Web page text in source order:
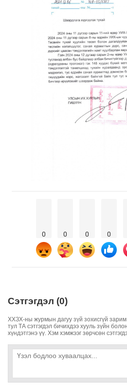
0 0 0 0
Сэтгэгдэл (0)
ХХЗХ-ны журмын дагуу зүй зохисгүй зарим
тул ТА сэтгэгдэл бичихдээ хууль зүйн
хүндэтгэнэ үү. Хэм хэмжээг зөрчсөн